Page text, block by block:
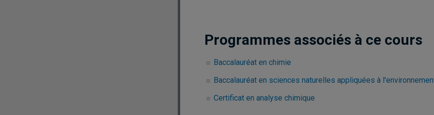
Programmes associés à ce cours
Baccalauréat en chimie
Baccalauréat en sciences naturelles appliquées à
Certificat en analyse chimique